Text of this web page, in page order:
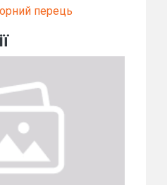
перець